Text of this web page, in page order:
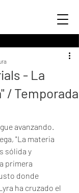
- La
/ Temporada
avanzando.
"La materia
sólida y
primera
donde
ha cruzado el